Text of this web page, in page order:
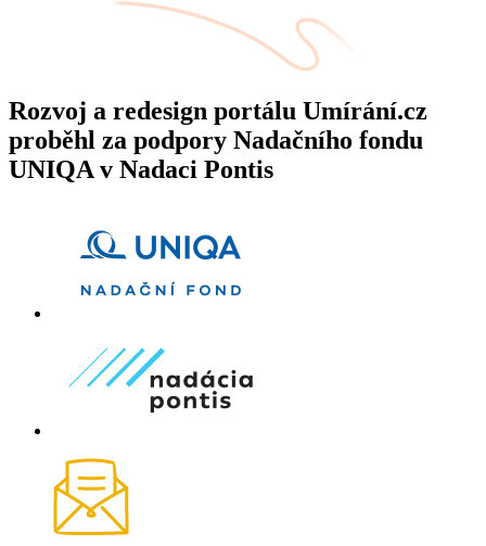
Rozvoj a redesign portálu Umírání.cz
proběhl za podpory Nadačního fondu
UNIQA v Nadaci Pontis